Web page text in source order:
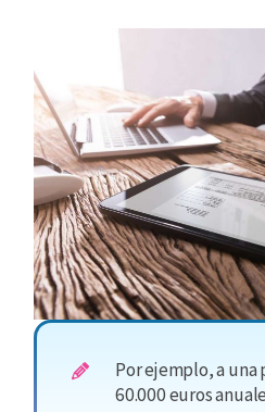
Por ejemplo, a una
60.000 euros